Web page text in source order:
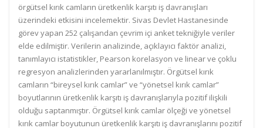
örgütsel kırık camların üretkenlik karşıtı iş davranışları
üzerindeki etkisini incelemektir. Sivas Devlet Hastanesinde
görev yapan 252 çalışandan çevrim içi anket tekniğiyle veriler
elde edilmiştir. Verilerin analizinde, açıklayıcı faktör analizi,
tanımlayıcı istatistikler, Pearson korelasyon ve linear ve çoklu
regresyon analizlerinden yararlanılmıştır. Örgütsel kırık
camların “bireysel kırık camlar” ve “yönetsel kırık camlar”
boyutlarının üretkenlik karşıtı iş davranışlarıyla pozitif ilişkili
olduğu saptanmıştır. Örgütsel kırık camlar ölçeği ve yönetsel
kırık camlar boyutunun üretkenlik karşıtı iş davranışlarını pozitif